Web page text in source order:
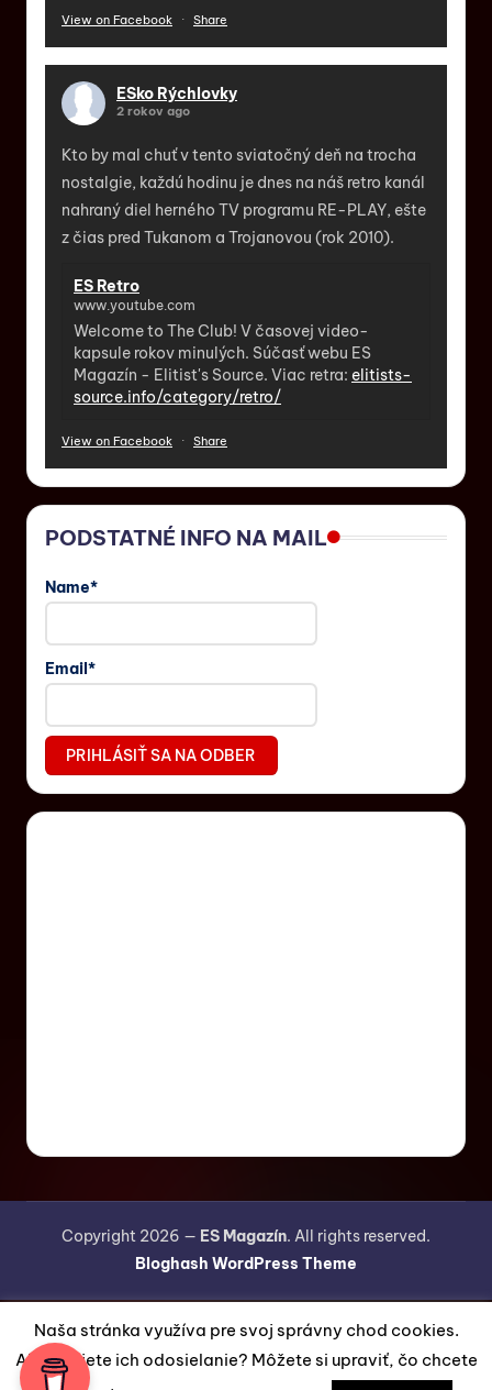
View on Facebook · Share
ESko Rýchlovky
2 rokov ago
Kto by mal chuť v tento sviatočný deň na trocha
nostalgie, každú hodinu je dnes na náš retro kanál
nahraný diel herného TV programu RE-PLAY, ešte
z čias pred Tukanom a Trojanovou (rok 2010).
ES Retro
www.youtube.com
Welcome to The Club! V časovej video-
kapsule rokov minulých. Súčasť webu ES
Magazín - Elitist's Source. Viac retra: elitists-
source.info/category/retro/
View on Facebook · Share
PODSTATNÉ INFO NA MAIL
Name*
Email*
Copyright 2026 — ES Magazín. All rights reserved.
Bloghash WordPress Theme
Naša stránka využíva pre svoj správny chod cookies.
Akceptujete ich odosielanie? Môžete si upraviť, čo chcete